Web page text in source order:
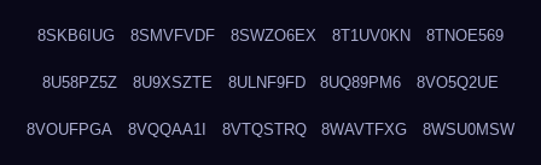
8SKB6IUG 8SMVFVDF 8SWZO6EX 8T1UV0KN 8TNOE569
8U58PZ5Z 8U9XSZTE 8ULNF9FD 8UQ89PM6 8VO5Q2UE
8VOUFPGA 8VQQAA1I 8VTQSTRQ 8WAVTFXG 8WSU0MSW